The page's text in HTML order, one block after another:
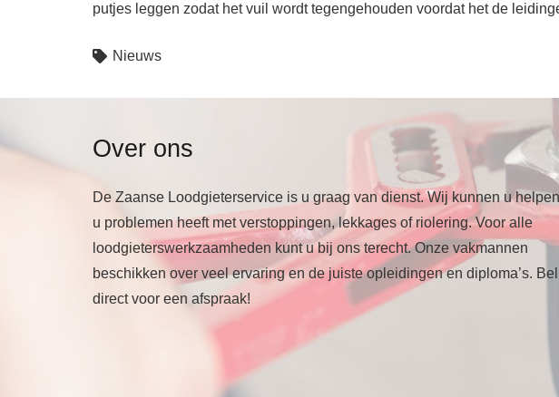
putjes leggen zodat het vuil wordt tegengehouden voordat het de
Nieuws
Over ons
De Zaanse Loodgieterservice is u graag van dienst. Wij kunnen u
u problemen heeft met verstoppingen, lekkages of riolering. Voor alle
loodgieterswerkzaamheden kunt u bij ons terecht. Onze vakmannen
beschikken over veel ervaring en de juiste opleidingen en diploma’s. Bel
direct voor een afspraak!